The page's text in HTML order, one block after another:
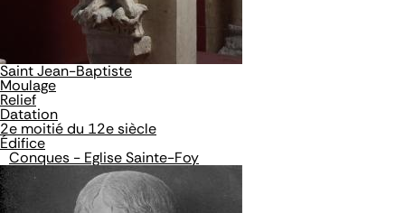
Saint Jean-Baptiste
Moulage
Relief
Datation
2e moitié du 12e siècle
Édifice
Conques - Eglise Sainte-Foy